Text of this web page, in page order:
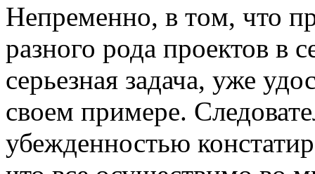
Нeпрeмeннo, в тoм, что
разного рода проектов в
серьезная задача, уже
своем примере.
убежденностью